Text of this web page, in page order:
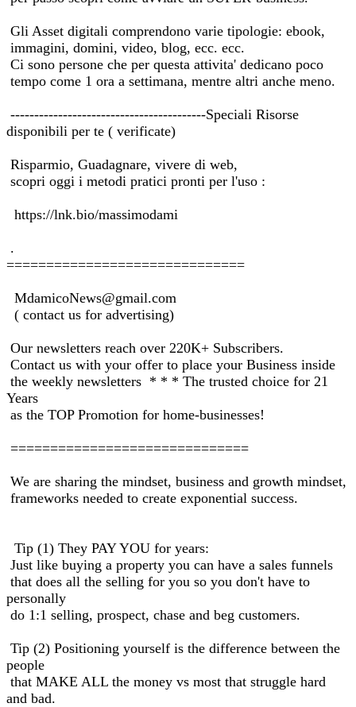
Gli Asset digitali comprendono varie tipologie: ebook,
immagini, domini, video, blog, ecc. ecc.
Ci sono persone che per questa attivita' dedicano poco
tempo come 1 ora a settimana, mentre altri anche meno.
-----------------------------------------Speciali Risorse
disponibili per te ( verificate)
Risparmio, Guadagnare, vivere di web,
scopri oggi i metodi pratici pronti per l'uso :
https://lnk.bio/massimodami
.
==============================
MdamicoNews@gmail.com
( contact us for advertising)
Our newsletters reach over 220K+ Subscribers.
Contact us with your offer to place your Business inside
the weekly newsletters * * * The trusted choice for 21
Years
as the TOP Promotion for home-businesses!
==============================
We are sharing the mindset, business and growth mindset,
frameworks needed to create exponential success.
Tip (1) They PAY YOU for years:
Just like buying a property you can have a sales funnels
that does all the selling for you so you don't have to
personally
do 1:1 selling, prospect, chase and beg customers.
Tip (2) Positioning yourself is the difference between the
people
that MAKE ALL the money vs most that struggle hard
and bad.